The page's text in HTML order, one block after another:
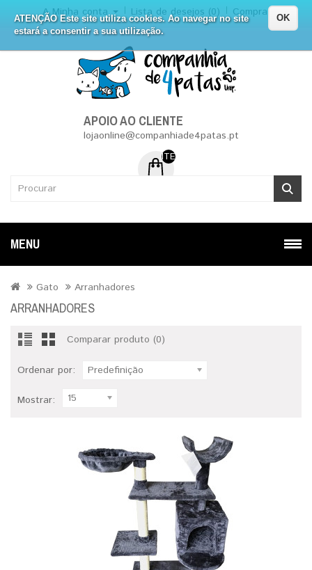
ATENÇÃO Este site utiliza cookies. Ao navegar no site
estará a consentir a sua utilização.
OK
A Minha conta Lista de desejos (0) Compra
APOIO AO CLIENTE
lojaonline@companhiade4patas.pt
ITEM (NS) DE 0 - 0.00€
MENU
Gato Arranhadores
ARRANHADORES
Comparar produto (0)
Ordenar por: Predefinição
Mostrar: 15